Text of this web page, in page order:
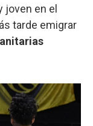
en el
tarde emigrar